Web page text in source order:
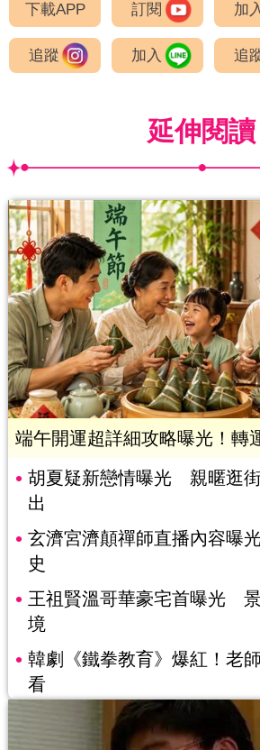
下載APP 訂閱 加
追蹤 加入 追
延伸閱讀
端午開運超詳細攻略曝光！轉
胡夏疑新戀情曝光 親暱逛
出
玄濟宮濟顛禪師直播內容曝
史
王祖賢溫哥華豪宅首曝光
境
韓劇《鐵拳教育》爆紅！老
看